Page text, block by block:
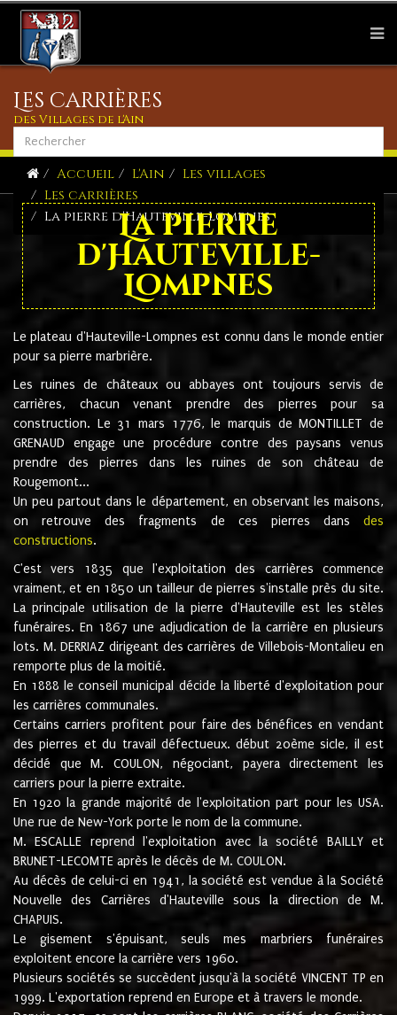
Les carrières
des Villages de l'Ain
Accueil L'Ain
Les villages
Les carrières
La pierre d'Hauteville-Lompnes
La pierre
d'Hauteville-
Lompnes
Le plateau d'Hauteville-Lompnes est connu dans le monde entier
pour sa pierre marbrière.
Les ruines de châteaux ou abbayes ont toujours servis de
carrières, chacun venant prendre des pierres pour sa
construction. Le 31 mars 1776, le marquis de MONTILLET de
GRENAUD engage une procédure contre des paysans venus
prendre des pierres dans les ruines de son château de
Rougemont...
Un peu partout dans le département, en observant les maisons,
on retrouve des fragments de ces pierres dans des
constructions.
C'est vers 1835 que l'exploitation des carrières commence
vraiment, et en 1850 un tailleur de pierres s'installe près du site.
La principale utilisation de la pierre d'Hauteville est les stèles
funéraires. En 1867 une adjudication de la carrière en plusieurs
lots. M. DERRIAZ dirigeant des carrières de Villebois-Montalieu en
remporte plus de la moitié.
En 1888 le conseil municipal décide la liberté d'exploitation pour
les carrières communales.
Certains carriers profitent pour faire des bénéfices en vendant
des pierres et du travail défectueux. début 20ème sicle, il est
décidé que M. COULON, négociant, payera directement les
carriers pour la pierre extraite.
En 1920 la grande majorité de l'exploitation part pour les USA.
Une rue de New-York porte le nom de la commune.
M. ESCALLE reprend l'exploitation avec la société BAILLY et
BRUNET-LECOMTE après le décès de M. COULON.
Au décès de celui-ci en 1941, la société est vendue à la Société
Nouvelle des Carrières d'Hauteville sous la direction de M.
CHAPUIS.
Le gisement s'épuisant, seuls mes marbriers funéraires
exploitent encore la carrière vers 1960.
Plusieurs sociétés se succèdent jusqu'à la société VINCENT TP en
1999. L'exportation reprend en Europe et à travers le monde.